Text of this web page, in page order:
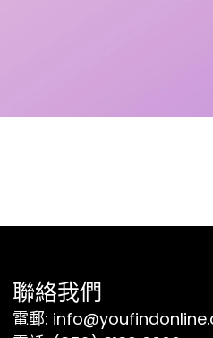
聯絡我們
電郵: